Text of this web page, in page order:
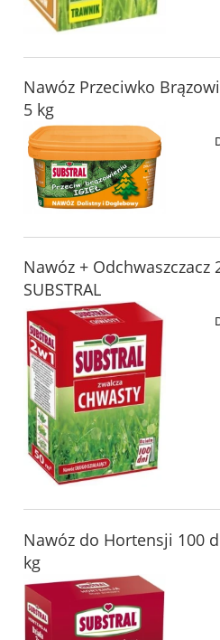
Nawóz Przeciwko
5 kg
Nawóz + Odchwaszczacz
SUBSTRAL
Nawóz do Hortensji 100
kg